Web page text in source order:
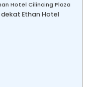
Hotel Cilincing Plaza
Ethan Hotel